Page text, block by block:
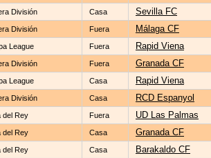
División Casa Sevilla FC
División Fuera Málaga CF
League Fuera Rapid Viena
División Fuera Granada CF
League Casa Rapid Viena
División Casa RCD Espanyol
del Rey Fuera UD Las Palmas
del Rey Casa Granada CF
del Rey Casa Barakaldo CF